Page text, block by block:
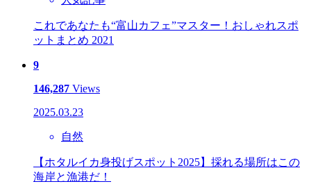
これであなたも“富山カフェ”マスター！おしゃれスポ
ットまとめ 2021
9
146,287 Views
2025.03.23
自然
【ホタルイカ身投げスポット2025】採れる場所はこの
海岸と漁港だ！